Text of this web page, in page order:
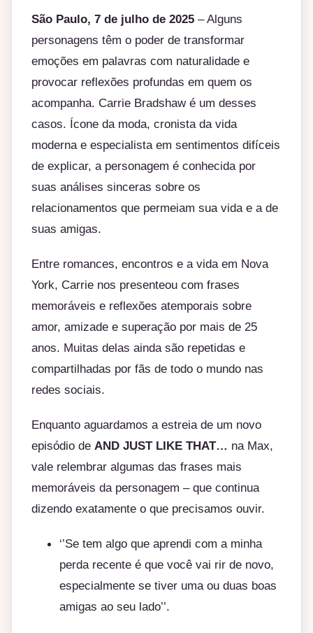
São Paulo, 7 de julho de 2025 – Alguns
personagens têm o poder de transformar
emoções em palavras com naturalidade e
provocar reflexões profundas em quem os
acompanha. Carrie Bradshaw é um desses
casos. Ícone da moda, cronista da vida
moderna e especialista em sentimentos difíceis
de explicar, a personagem é conhecida por
suas análises sinceras sobre os
relacionamentos que permeiam sua vida e a de
suas amigas.
Entre romances, encontros e a vida em Nova
York, Carrie nos presenteou com frases
memoráveis e reflexões atemporais sobre
amor, amizade e superação por mais de 25
anos. Muitas delas ainda são repetidas e
compartilhadas por fãs de todo o mundo nas
redes sociais.
Enquanto aguardamos a estreia de um novo
episódio de AND JUST LIKE THAT… na Max,
vale relembrar algumas das frases mais
memoráveis da personagem – que continua
dizendo exatamente o que precisamos ouvir.
‘’Se tem algo que aprendi com a minha
perda recente é que você vai rir de novo,
especialmente se tiver uma ou duas boas
amigas ao seu lado’’.